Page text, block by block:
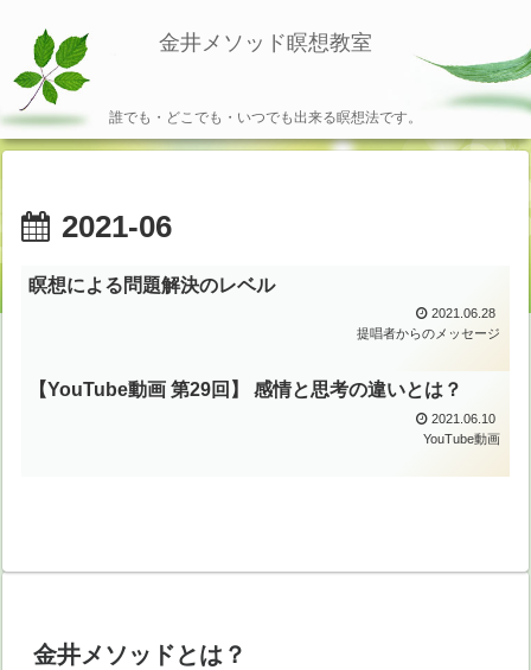
金井メソッド瞑想教室
誰でも・どこでも・いつでも出来る瞑想法です。
2021-06
瞑想による問題解決のレベル
2021.06.28
提唱者からのメッセージ
【YouTube動画 第29回】 感情と思考の違いとは？
2021.06.10
YouTube動画
金井メソッドとは？